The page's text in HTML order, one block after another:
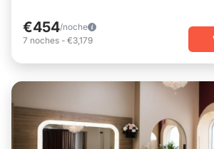
€454/noche
7 noches - €3,179